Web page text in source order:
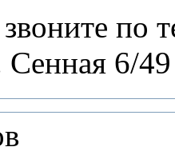
по
Сенная 6/49